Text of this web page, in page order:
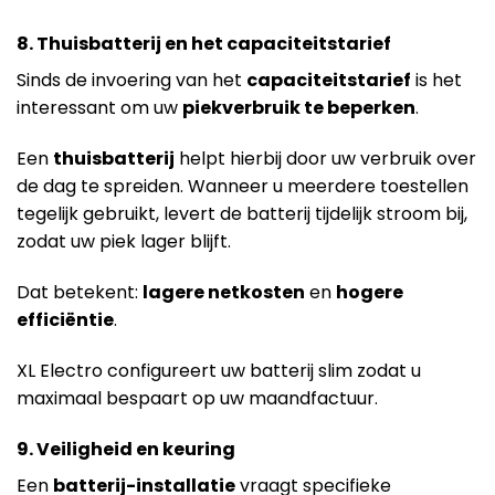
8. Thuisbatterij en het capaciteitstarief
Sinds de invoering van het capaciteitstarief is het
interessant om uw piekverbruik te beperken.
Een thuisbatterij helpt hierbij door uw verbruik over
de dag te spreiden. Wanneer u meerdere toestellen
tegelijk gebruikt, levert de batterij tijdelijk stroom bij,
zodat uw piek lager blijft.
Dat betekent: lagere netkosten en hogere
efficiëntie.
XL Electro configureert uw batterij slim zodat u
maximaal bespaart op uw maandfactuur.
9. Veiligheid en keuring
Een batterij-installatievraagt specifieke